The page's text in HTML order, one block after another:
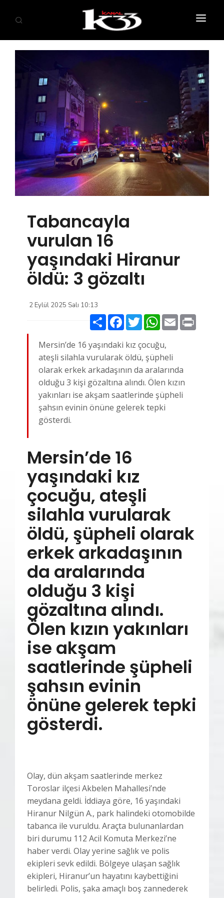
ANASAYFA
SİYASET
EKONOMİ
GÜNDEM
SAĞLIK
EĞİTİM
KÜLTÜR SANAT
Tabancayla
vurulan 16
yaşındaki Hiranur
öldü: 3 gözaltı
2 Eylül 2025 Salı 10:13
Paylaş FacebookTwitter WhatsApp
Email
Mersin’de 16 yaşındaki kız çocuğu,
ateşli silahla vurularak öldü, şüpheli
olarak erkek arkadaşının da aralarında
olduğu 3 kişi gözaltına alındı. Ölen kızın
yakınları ise akşam saatlerinde şüpheli
şahsın evinin önüne gelerek tepki
gösterdi.
Mersin’de 16
yaşındaki kız
çocuğu, ateşli
silahla vurularak
öldü, şüpheli olarak
erkek arkadaşının
da aralarında
olduğu 3 kişi
gözaltına alındı.
Ölen kızın yakınları
ise akşam
saatlerinde şüpheli
şahsın evinin
önüne gelerek tepki
gösterdi.
Olay, dün akşam saatlerinde merkez
Toroslar ilçesi Akbelen Mahallesi’nde
meydana geldi. İddiaya göre, 16 yaşındaki
Hiranur Nilgün A., park halindeki otomobilde
tabanca ile vuruldu. Araçta bulunanlardan
biri durumu 112 Acil Komuta Merkezi’ne
haber verdi. Olay yerine sağlık ve polis
ekipleri sevk edildi. Bölgeye ulaşan sağlık
ekipleri, Hiranur’un hayatını kaybettiğini
belirledi. Polis, şaka amaçlı boş zannederek